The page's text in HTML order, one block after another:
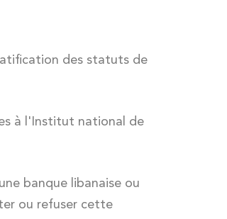
des statuts de
à l'Institut national de
banque libanaise ou
ou refuser cette